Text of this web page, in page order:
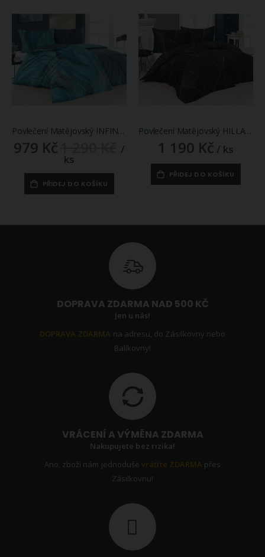
Povlečení Matějovský INFINITUM PETROL, modré vlny (více materiálů, rozměrů)
979 Kč /
ks
PŘIDEJ DO KOŠÍKU
Povlečení Matějovský HILLARY, geometrický vzor, černé (více materiálů, rozměrů)
1 190 Kč / ks
PŘIDEJ DO KOŠÍKU
DOPRAVA ZDARMA NAD 500 KČ
Jen u nás!
DOPRAVA ZDARMA na adresu, do Zásilkovny nebo
Balíkovny!
VRÁCENÍ A VÝMĚNA ZDARMA
Nakupujete bez rizika!
Ano, zboží nám jednoduševrátíte ZDARMA přes
Zásilkovnu!